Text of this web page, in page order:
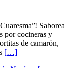
Saborea
por cocineras y
de camarón,
[…]